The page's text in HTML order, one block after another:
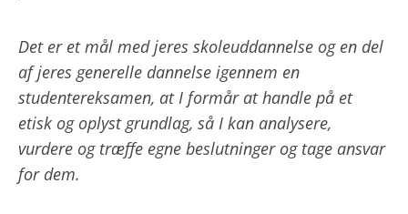
Det er et mål med jeres skoleuddannelse og en del
af jeres generelle dannelse igennem en
studentereksamen, at I formår at handle på et
etisk og oplyst grundlag, så I kan analysere,
vurdere og træffe egne beslutninger og tage ansvar
for dem.